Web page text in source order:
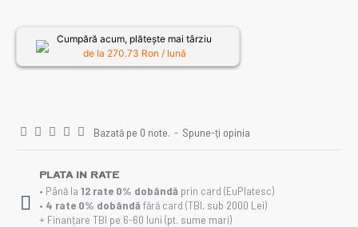
Bazată pe 0 note. - Spune-ţi opinia
Cumpără acum, plătește mai târziu
de la 270.73 Ron / lună
Plata in rate
• Până la 12 rate 0% dobândă prin card (EuPlatesc)
• 4 rate 0% dobândăfără card (TBI, sub 2000 Lei)
+ Finanțare TBI pe 6-60 luni (pt. sume mari)